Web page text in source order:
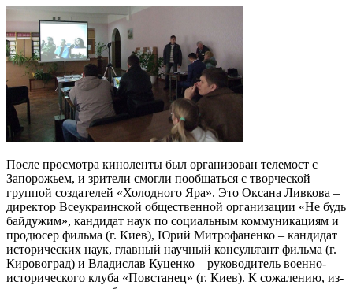
После просмотра киноленты был организован телемост с
Запорожьем, и зрители смогли пообщаться с творческой
группой создателей «Холодного Яра». Это Оксана Ливкова –
директор Всеукраинской общественной организации «Не будь
байдужим», кандидат наук по социальным коммуникациям и
продюсер фильма (г. Киев), Юрий Митрофаненко – кандидат
исторических наук, главный научный консультант фильма (г.
Кировоград) и Владислав Куценко – руководитель военно-
исторического клуба «Повстанец» (г. Киев). К сожалению, из-